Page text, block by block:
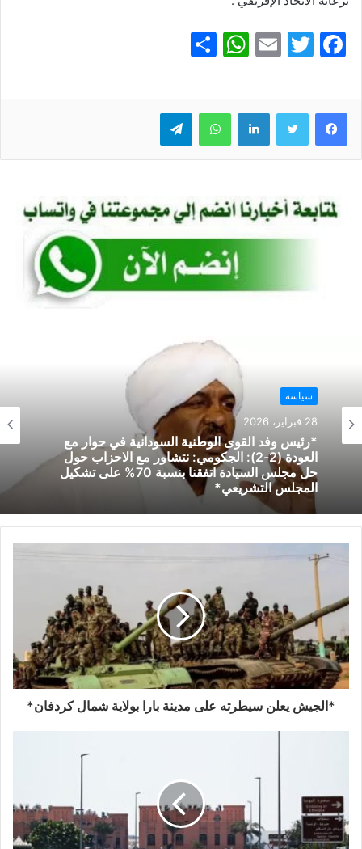
F
c
e
b
o
k
T
itt
er
E
ai
l
W
at
s
A
p
ar
e
لينكدإن واتساب تيلقرام
سياسة
28 فبراير، 2026
*رئيس وفد القوى الوطنية السودانية في حوار مع
العودة (2-2): الجكومي: نتشاور مع الاحزاب حول
حل مجلس السيادة اتفقنا بنسبة 70% على تشكيل
المجلس التشريعي*
*الجيش يعلن سيطرته على مدينة بارا بولاية شمال كردفان*